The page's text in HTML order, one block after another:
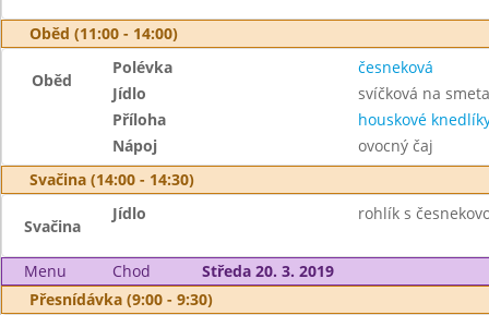
Oběd (11:00 - 14:00)
Oběd
Polévka
česneková
Jídlo
svíčková na
Příloha
houskové
Nápoj
ovocný čaj
Svačina (14:00 - 14:30)
Svačina
Jídlo rohlík s
Menu Chod
Středa 20. 3. 2019
Přesnídávka (9:00 - 9:30)